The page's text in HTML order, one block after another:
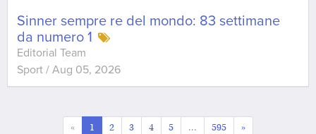
Sinner sempre re del mondo: 83 settimane
da numero 1
Editorial Team
Sport / Aug 05, 2026
« 1 2 3 4 5 ... 595 »